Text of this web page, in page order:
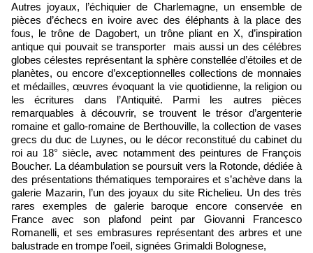
Autres joyaux, l’échiquier de Charlemagne, un ensemble de
pièces d’échecs en ivoire avec des éléphants à la place des
fous, le trône de Dagobert, un trône pliant en X, d’inspiration
antique qui pouvait se transporter mais aussi un des célébres
globes célestes représentant la sphère constellée d’étoiles et de
planètes, ou encore d’exceptionnelles collections de monnaies
et médailles, œuvres évoquant la vie quotidienne, la religion ou
les écritures dans l’Antiquité. Parmi les autres pièces
remarquables à découvrir, se trouvent le trésor d’argenterie
romaine et gallo-romaine de Berthouville, la collection de vases
grecs du duc de Luynes, ou le décor reconstitué du cabinet du
roi au 18° siècle, avec notamment des peintures de François
Boucher. La déambulation se poursuit vers la Rotonde, dédiée à
des présentations thématiques temporaires et s’achève dans la
galerie Mazarin, l’un des joyaux du site Richelieu. Un des très
rares exemples de galerie baroque encore conservée en
France avec son plafond peint par Giovanni Francesco
Romanelli, et ses embrasures représentant des arbres et une
balustrade en trompe l’oeil, signées Grimaldi Bolognese,